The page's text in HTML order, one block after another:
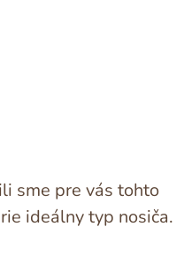
sme pre vás tohto
ideálny typ nosiča.